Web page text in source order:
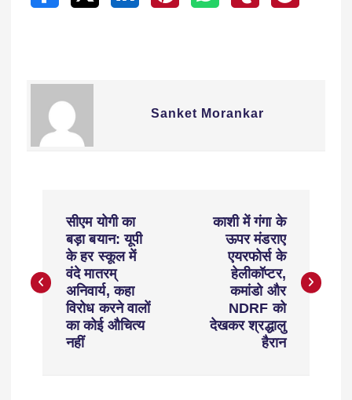
Sanket Morankar
सीएम योगी का
बड़ा बयान: यूपी
के हर स्कूल में
वंदे मातरम्
अनिवार्य, कहा
विरोध करने वालों
का कोई औचित्य
नहीं
काशी में गंगा के
ऊपर मंडराए
एयरफोर्स के
हेलीकॉप्टर,
कमांडो और
NDRF को
देखकर श्रद्धालु
हैरान